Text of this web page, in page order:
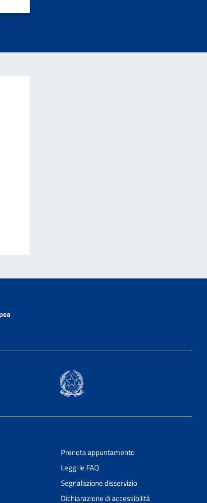
Prenota appuntamento
Leggi le FAQ
Segnalazione disservizio
Dichiarazione di accessibilità